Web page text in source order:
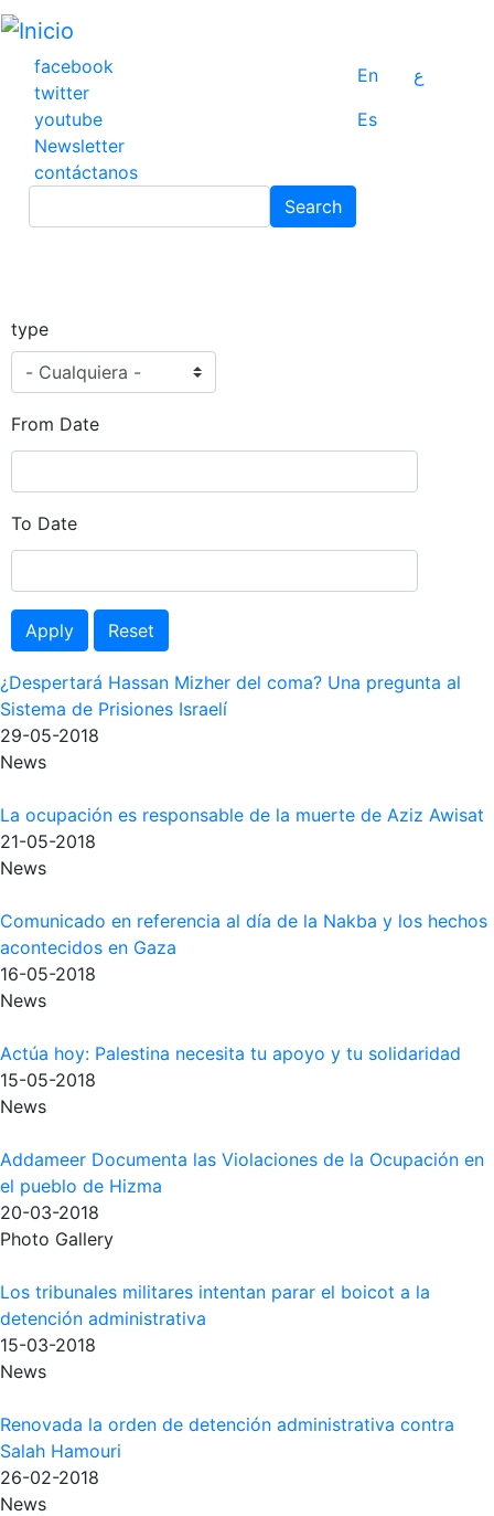
Pasar
contenido
principal
facebook
twitter
youtube
Newsletter
contáctanos
En
ع
Es
Search
type
From Date
To Date
Apply Reset
¿Despertará Hassan Mizher del coma? Una pregunta al
Sistema de Prisiones Israelí
29-05-2018
News
La ocupación es responsable de la muerte de Aziz Awisat
21-05-2018
News
Comunicado en referencia al día de la Nakba y los hechos
acontecidos en Gaza
16-05-2018
News
Actúa hoy: Palestina necesita tu apoyo y tu solidaridad
15-05-2018
News
Addameer Documenta las Violaciones de la Ocupación en
el pueblo de Hizma
20-03-2018
Photo Gallery
Los tribunales militares intentan parar el boicot a la
detención administrativa
15-03-2018
News
Renovada la orden de detención administrativa contra
Salah Hamouri
26-02-2018
News